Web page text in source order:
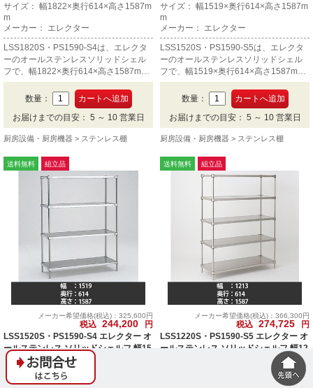
サイズ： 幅1822×奥行614×高さ1587m
m
メーカー： エレクター
LSS1820S・PS1590-S4は、エレクタ
ーのオールステンレスソリッドシェル
フで、幅1822×奥行614×高さ1587mm
の4段です。
数量：
お届けまでの目安： 5 ～ 10 営業日
厨房設備・厨房機器 ステンレス棚
サイズ： 幅1519×奥行614×高さ1587m
m
メーカー： エレクター
LSS1520S・PS1590-S5は、エレクタ
ーのオールステンレスソリッドシェル
フで、幅1519×奥行614×高さ1587mm
の5段です。
数量：
お届けまでの目安： 5 ～ 10 営業日
厨房設備・厨房機器 ステンレス棚
送料無料 組立品
メーカー希望価格(税込)：325,600円
税込 244,200
円
LSS1520S・PS1590-S4 エレクター オ
ールステンレス ソリッドシェルフ 幅15
20 奥行610 高さ1590 4段
商品番号： 6106134
送料無料 組立品
メーカー希望価格(税込)：366,300円
税込 274,725
円
LSS1220S・PS1590-S5 エレクター オ
ールステンレス ソリッドシェルフ 幅12